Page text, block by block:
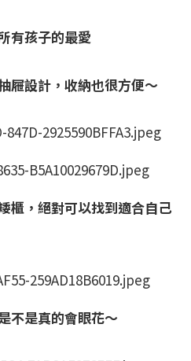
有孩子的最愛
屜設計，收納也很方便～
櫃，絕對可以找到適合自己
不是真的會眼花～